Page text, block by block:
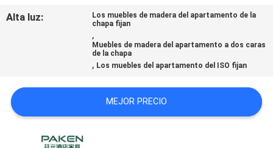
PIDA
MAPA
DEL
SITIO
Alta luz:
Los muebles de madera del apartamento de la
chapa fijan
,
Muebles de madera del apartamento a dos caras
de la chapa
, Los muebles del apartamento del ISO fijan
MEJOR PRECIO